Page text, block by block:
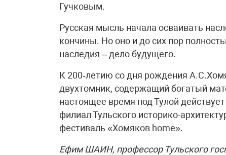
Гучковым.
Русская мысль начала осваивать
кончины. Но оно и до сих пор
наследия – дело будущего.
К 200‑летию со дня рождения
двухтомник, содержащий богатый
настоящее время под Тулой
филиал Тульского историко-
фестиваль «Хомяков home».
Ефим ШАИН, профессор Тульского